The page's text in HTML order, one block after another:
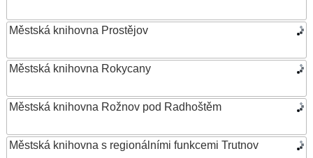
Městská knihovna Prostějov
Městská knihovna Rokycany
Městská knihovna Rožnov pod Radhoštěm
Městská knihovna s regionálními funkcemi Trutnov